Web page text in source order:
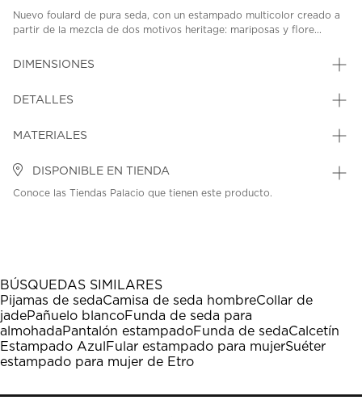
Nuevo foulard de pura seda, con un estampado multicolor creado a
partir de la mezcla de dos motivos heritage: mariposas y flore...
DIMENSIONES
DETALLES
MATERIALES
DISPONIBLE EN TIENDA
Conoce las Tiendas Palacio que tienen este producto.
BÚSQUEDAS SIMILARES
Pijamas de sedaCamisa de seda hombreCollar de
jadePañuelo blancoFunda de seda para
almohadaPantalón estampadoFunda de sedaCalcetín
Estampado Azul Fular estampado para mujerSuéter
estampado para mujer de Etro